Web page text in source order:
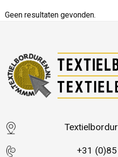
Geen resultaten gevonden.
+31